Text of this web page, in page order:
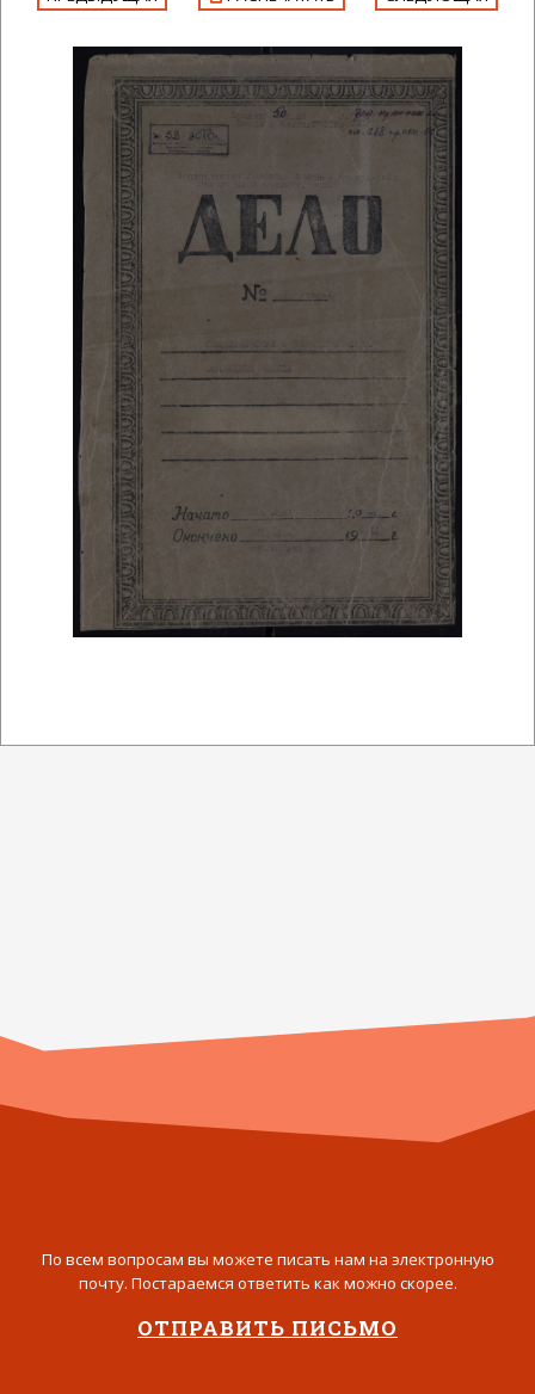
По всем вопросам вы можете писать нам на электронную
почту. Постараемся ответить как можно скорее.
ОТПРАВИТЬ ПИСЬМО